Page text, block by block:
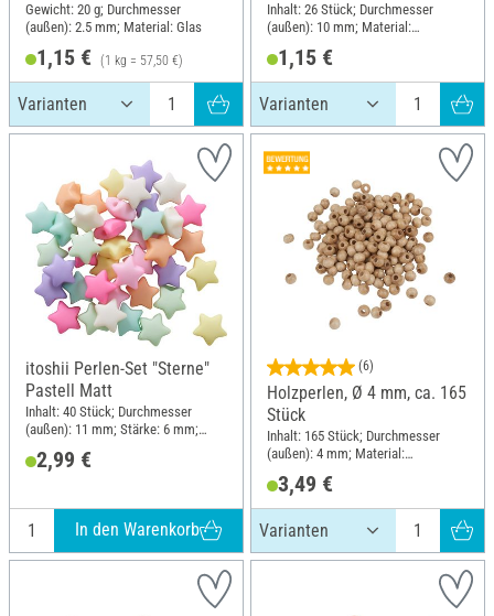
Gewicht: 20 g; Durchmesser
(außen): 2.5 mm; Material: Glas
1,15 € (1 kg = 57,50 €)
Inhalt: 26 Stück; Durchmesser
(außen): 10 mm; Material:
1,15 €
itoshii Perlen-Set "Sterne"
Pastell Matt
Inhalt: 40 Stück; Durchmesser
(außen): 11 mm; Stärke: 6 mm;
2,99 €
In den Warenkorb
(6)
Holzperlen, Ø 4 mm, ca. 165
Stück
Inhalt: 165 Stück; Durchmesser
(außen): 4 mm; Material:
3,49 €